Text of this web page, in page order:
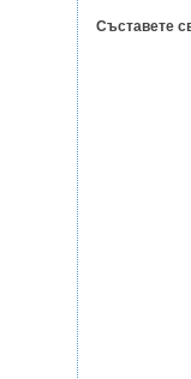
Съставете